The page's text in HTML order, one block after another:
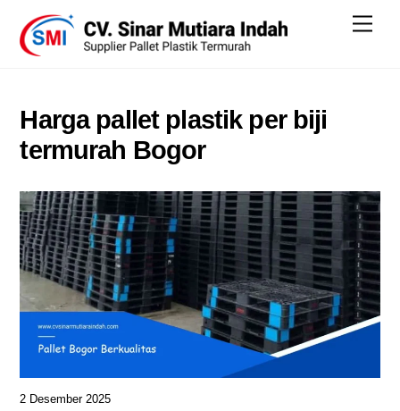
content
Harga pallet plastik per biji
termurah Bogor
2 Desember 2025